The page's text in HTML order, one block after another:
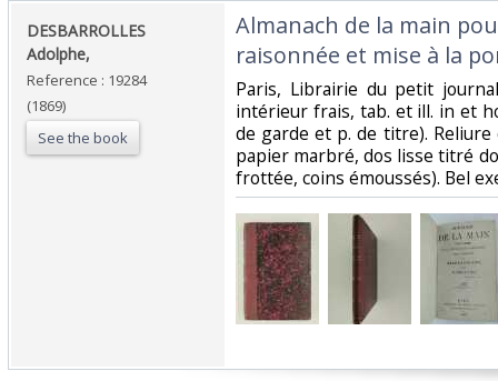
‎DESBARROLLES
Adolphe,‎
Reference : 19284
(1869)
See the book
‎Almanach de la main
raisonnée et mise à la
‎Paris, Librairie du petit
intérieur frais, tab. et ill. in et
de garde et p. de titre).
papier marbré, dos lisse titré
frottée, coins émoussés). Bel